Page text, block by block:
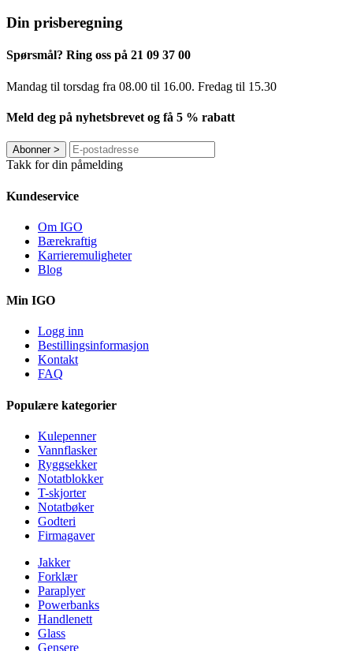
Din prisberegning
Spørsmål? Ring oss på 21 09 37 00
Mandag til torsdag ​​fra 08.00 til 16.00. Fredag til 15.30
Meld deg på nyhetsbrevet og få 5 % rabatt
Abonner>
Takk for din påmelding
Kundeservice
Om IGO
Bærekraftig
Karrieremuligheter
Blog
Min IGO
Logg inn
Bestillingsinformasjon
Kontakt
FAQ
Populære kategorier
Kulepenner
Vannflasker
Ryggsekker
Notatblokker
T-skjorter
Notatbøker
Godteri
Firmagaver
Jakker
Forklær
Paraplyer
Powerbanks
Handlenett
Glass
Gensere